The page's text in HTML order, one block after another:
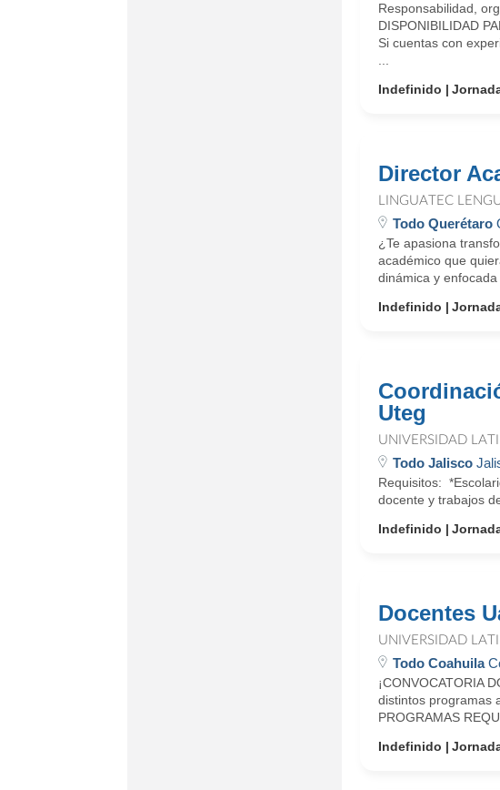
Responsabilidad,
DISPONIBILIDAD
Si cuentas con
Indefinido
Director
LINGUATEC
Todo Querétaro
¿Te apasiona
académico que
dinámica y enfocada
Indefinido
Uteg
UNIVERSIDAD
Todo Jalisco
Requisitos:
docente y trabajos
Indefinido
Docentes
UNIVERSIDAD
Todo Coahuila
¡CONVOCATORIA
distintos programas
PROGRAMAS
Indefinido